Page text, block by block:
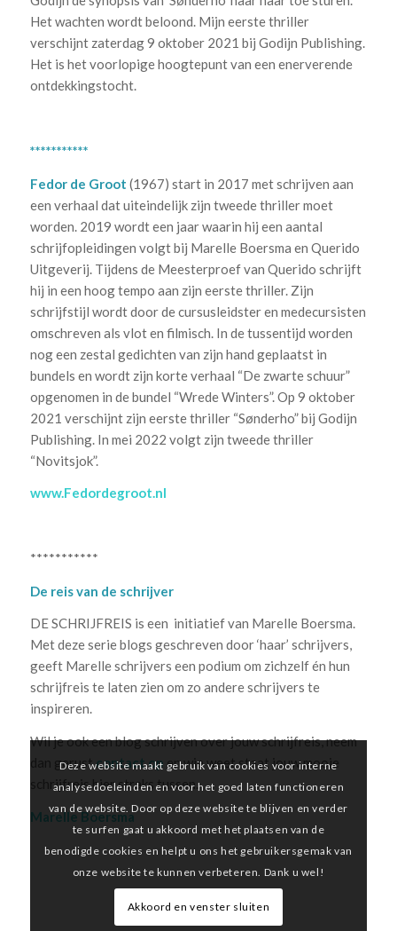
Het wachten wordt beloond. Mijn eerste thriller
verschijnt zaterdag 9 oktober 2021 bij Godijn Publishing.
Het is het voorlopige hoogtepunt van een enerverende
ontdekkingstocht.
***********
Fedor de Groot (1967) start in 2017 met schrijven aan
een verhaal dat uiteindelijk zijn tweede thriller moet
worden. 2019 wordt een jaar waarin hij een aantal
schrijfopleidingen volgt bij Marelle Boersma en Querido
Uitgeverij. Tijdens de Meesterproef van Querido schrijft
hij in een hoog tempo aan zijn eerste thriller. Zijn
schrijfstijl wordt door de cursusleidster en medecursisten
omschreven als vlot en filmisch. In de tussentijd worden
nog een zestal gedichten van zijn hand geplaatst in
bundels en wordt zijn korte verhaal “De zwarte schuur”
opgenomen in de bundel “Wrede Winters”. Op 9 oktober
2021 verschijnt zijn eerste thriller “Sønderho” bij Godijn
Publishing. In mei 2022 volgt zijn tweede thriller
“Novitsjok”.
www.Fedordegroot.nl
***********
De reis van de schrijver
DE SCHRIJFREIS is een initiatief van Marelle Boersma.
Met deze serie blogs geschreven door ‘haar’ schrijvers,
geeft Marelle schrijvers een podium om zichzelf én hun
schrijfreis te laten zien om zo andere schrijvers te
inspireren.
Wil je ook een blog schrijven over jouw schrijfreis, neem
dan gerustcontact op en wie weet staat jouw mooie
schrijfreis hier straks tussen.
Marelle Boersma
Deze website maakt gebruik van cookies voor interne
analysedoeleinden en voor het goed laten functioneren
van de website. Door op deze website te blijven en verder
te surfen gaat u akkoord met het plaatsen van de
benodigde cookies en helpt u ons het gebruikersgemak van
onze website te kunnen verbeteren. Dank u wel!
Akkoord en venster sluiten